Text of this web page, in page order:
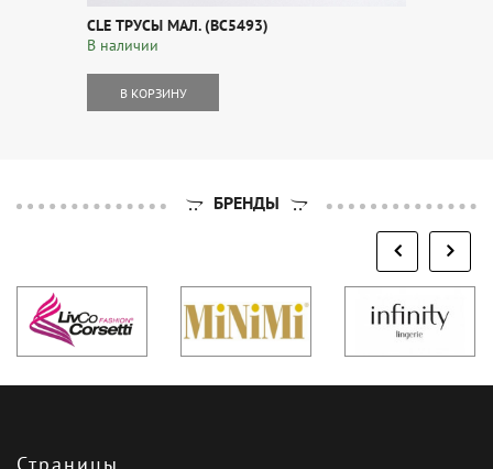
CLE ТРУСЫ МАЛ. (BC5493)
В наличии
В КОРЗИНУ
БРЕНДЫ
Страницы